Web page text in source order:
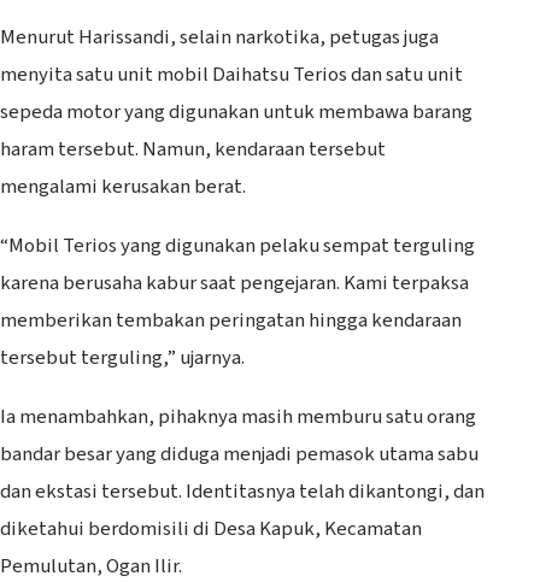
Menurut Harissandi, selain narkotika, petugas juga
menyita satu unit mobil Daihatsu Terios dan satu unit
sepeda motor yang digunakan untuk membawa barang
haram tersebut. Namun, kendaraan tersebut
mengalami kerusakan berat.
“Mobil Terios yang digunakan pelaku sempat terguling
karena berusaha kabur saat pengejaran. Kami terpaksa
memberikan tembakan peringatan hingga kendaraan
tersebut terguling,” ujarnya.
Ia menambahkan, pihaknya masih memburu satu orang
bandar besar yang diduga menjadi pemasok utama sabu
dan ekstasi tersebut. Identitasnya telah dikantongi, dan
diketahui berdomisili di Desa Kapuk, Kecamatan
Pemulutan, Ogan Ilir.